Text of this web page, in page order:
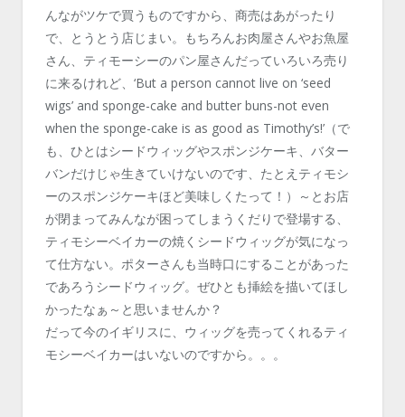
んながツケで買うものですから、商売はあがったり
で、とうとう店じまい。もちろんお肉屋さんやお魚屋
さん、ティモーシーのパン屋さんだっていろいろ売り
に来るけれど、‘But a person cannot live on ‘seed
wigs’ and sponge-cake and butter buns-not even
when the sponge-cake is as good as Timothy’s!’（で
も、ひとはシードウィッグやスポンジケーキ、バター
バンだけじゃ生きていけないのです、たとえティモシ
ーのスポンジケーキほど美味しくたって！）～とお店
が閉まってみんなが困ってしまうくだりで登場する、
ティモシーベイカーの焼くシードウィッグが気になっ
て仕方ない。ポターさんも当時口にすることがあった
であろうシードウィッグ。ぜひとも挿絵を描いてほし
かったなぁ～と思いませんか？
だって今のイギリスに、ウィッグを売ってくれるティ
モシーベイカーはいないのですから。。。